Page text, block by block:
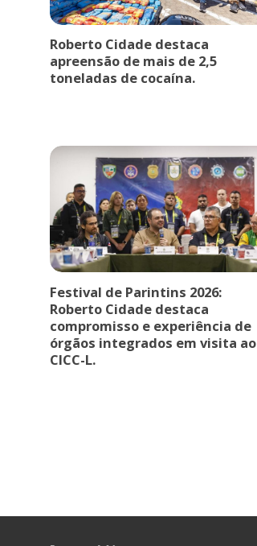
Roberto Cidade destaca
apreensão de mais de 2,5
toneladas de cocaína.
Festival de Parintins 2026:
Roberto Cidade destaca
compromisso e experiência de
órgãos integrados em visita ao
CICC-L.